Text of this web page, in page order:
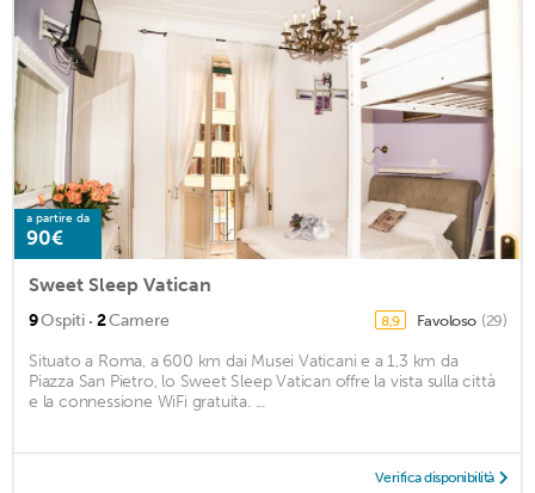
a partire da
90€
Sweet Sleep Vatican
9Ospiti · 2Camere 8,9 Favoloso (29)
Situato a Roma, a 600 km dai Musei Vaticani e a 1,3 km da
Piazza San Pietro, lo Sweet Sleep Vatican offre la vista sulla città
e la connessione WiFi gratuita. ...
Verifica disponibilità